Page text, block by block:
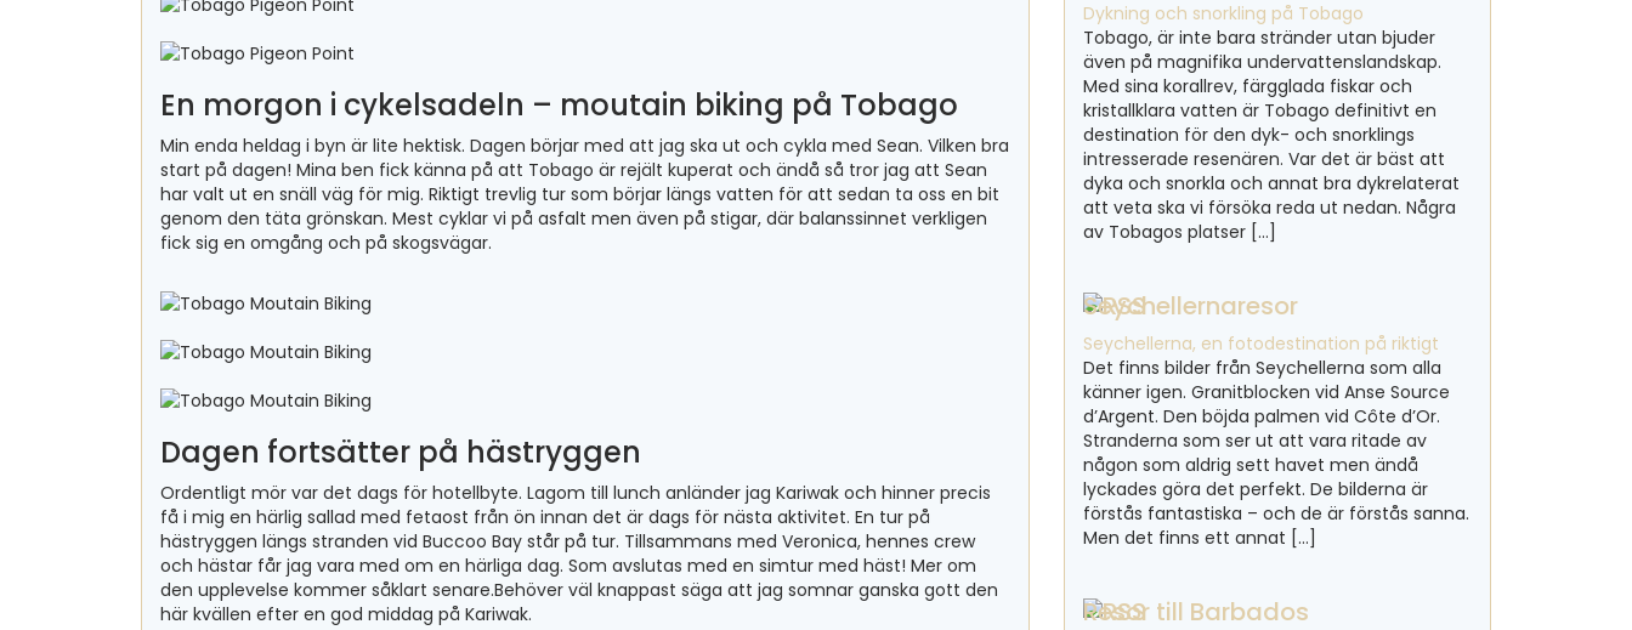
En morgon i cykelsadeln – moutain biking på Tobago
Min enda heldag i byn är lite hektisk. Dagen börjar med att jag ska ut och cykla med Sean. Vilken bra
start på dagen! Mina ben fick känna på att Tobago är rejält kuperat och ändå så tror jag att Sean
har valt ut en snäll väg för mig. Riktigt trevlig tur som börjar längs vatten för att sedan ta oss en bit
genom den täta grönskan. Mest cyklar vi på asfalt men även på stigar, där balanssinnet verkligen
fick sig en omgång och på skogsvägar.
Dagen fortsätter på hästryggen
Ordentligt mör var det dags för hotellbyte. Lagom till lunch anländer jag Kariwak och hinner precis
få i mig en härlig sallad med fetaost från ön innan det är dags för nästa aktivitet. En tur på
hästryggen längs stranden vid Buccoo Bay står på tur. Tillsammans med Veronica, hennes crew
och hästar får jag vara med om en härliga dag. Som avslutas med en simtur med häst! Mer om
den upplevelse kommer såklart senare.Behöver väl knappast säga att jag somnar ganska gott den
här kvällen efter en god middag på Kariwak.
Dykning och snorkling på Tobago
Tobago, är inte bara stränder utan bjuder
även på magnifika undervattenslandskap.
Med sina korallrev, färgglada fiskar och
kristallklara vatten är Tobago definitivt en
destination för den dyk- och snorklings
intresserade resenären. Var det är bäst att
dyka och snorkla och annat bra dykrelaterat
att veta ska vi försöka reda ut nedan. Några
av Tobagos platser […]
Seychellernaresor
Seychellerna, en fotodestination på riktigt
Det finns bilder från Seychellerna som alla
känner igen. Granitblocken vid Anse Source
d’Argent. Den böjda palmen vid Côte d’Or.
Stranderna som ser ut att vara ritade av
någon som aldrig sett havet men ändå
lyckades göra det perfekt. De bilderna är
förstås fantastiska – och de är förstås sanna.
Men det finns ett annat […]
Resor till Barbados